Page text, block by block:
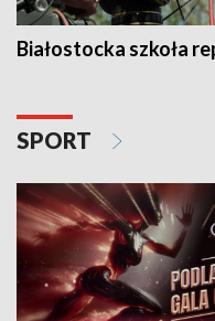
Białostocka szkoła
SPORT